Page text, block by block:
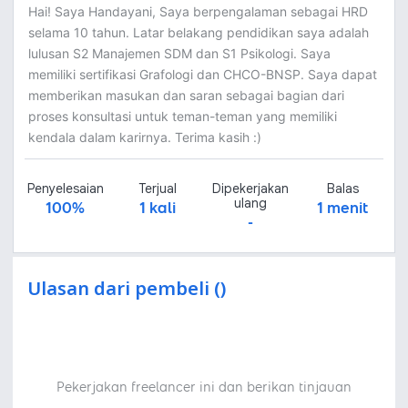
Hai! Saya Handayani, Saya berpengalaman sebagai HRD
selama 10 tahun. Latar belakang pendidikan saya adalah
lulusan S2 Manajemen SDM dan S1 Psikologi. Saya
memiliki sertifikasi Grafologi dan CHCO-BNSP. Saya dapat
memberikan masukan dan saran sebagai bagian dari
proses konsultasi untuk teman-teman yang memiliki
kendala dalam karirnya. Terima kasih :)
Penyelesaian
100%
Terjual
1 kali
Dipekerjakan
ulang
-
Balas
1 menit
Ulasan dari pembeli ()
Pekerjakan freelancer ini dan berikan tinjauan